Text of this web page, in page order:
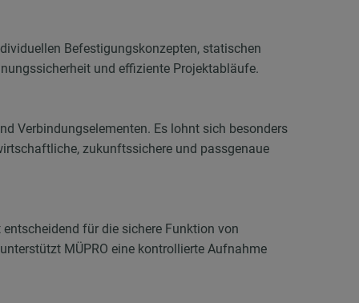
Befestigungskonzepten, statischen
und effiziente Projektabläufe.
Verbindungselementen. Es lohnt sich besonders
zukunftssichere und passgenaue
für die sichere Funktion von
MÜPRO eine kontrollierte Aufnahme